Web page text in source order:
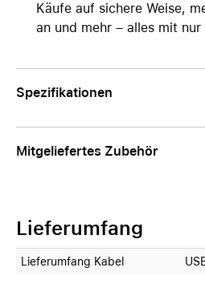
Käufe auf sichere Weise,
an und mehr – alles mit
Spezifikationen
Mitgeliefertes Zubehör
Lieferumfang
Lieferumfang Kabel